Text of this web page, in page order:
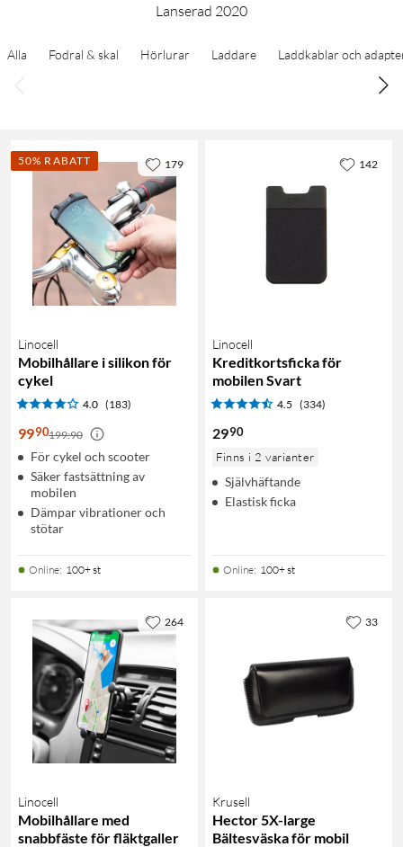
Lanserad 2020
Alla Fodral & skal Hörlurar Laddare Laddkablar och
50% RABATT
Linocell
Mobilhållare i silikon för
cykel
4.0 (183)
9990199:90
För cykel och scooter
Säker fastsättning av
mobilen
Dämpar vibrationer och
stötar
Online: 100+ st
179
Linocell
Kreditkortsficka för
mobilen Svart
4.5 (334)
2990
Finns i 2 varianter
Självhäftande
Elastisk ficka
Online: 100+ st
142
Linocell
Mobilhållare med
snabbfäste för fläktgaller
264
Krusell
Hector 5X-large
Bältesväska för mobil
33